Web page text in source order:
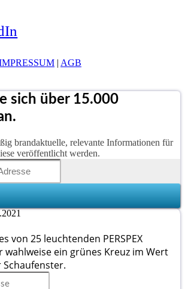
| AGB
sich über 15.000
brandaktuelle, relevante Informationen für
veröffentlicht werden.
von 25 leuchtenden PERSPEX
wahlweise ein grünes Kreuz im Wert